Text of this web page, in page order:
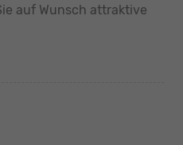
auf Wunsch attraktive